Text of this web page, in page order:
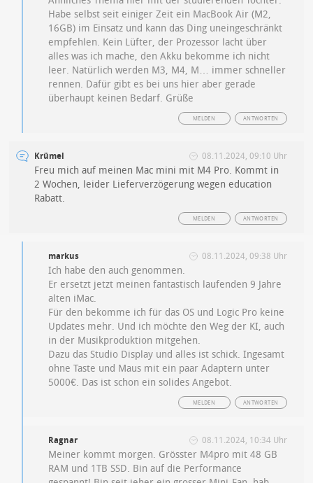
Habe selbst seit einiger Zeit ein MacBook Air (M2,
16GB) im Einsatz und kann das Ding uneingeschränkt
empfehlen. Kein Lüfter, der Prozessor lacht über
alles was ich mache, den Akku bekomme ich nicht
leer. Natürlich werden M3, M4, M… immer schneller
rennen. Dafür gibt es bei uns hier aber gerade
überhaupt keinen Bedarf. Grüße
ANTWORTEN
MELDEN
Krümel 08.11.2024, 09:10 Uhr
Freu mich auf meinen Mac mini mit M4 Pro. Kommt in
2 Wochen, leider Lieferverzögerung wegen education
Rabatt.
ANTWORTEN
MELDEN
markus 08.11.2024, 09:38 Uhr
Ich habe den auch genommen.
Er ersetzt jetzt meinen fantastisch laufenden 9 Jahre
alten iMac.
Für den bekomme ich für das OS und Logic Pro keine
Updates mehr. Und ich möchte den Weg der KI, auch
in der Musikproduktion mitgehen.
Dazu das Studio Display und alles ist schick. Ingesamt
ohne Taste und Maus mit ein paar Adaptern unter
5000€. Das ist schon ein solides Angebot.
ANTWORTEN
MELDEN
Ragnar 08.11.2024, 10:34 Uhr
Meiner kommt morgen. Grösster M4pro mit 48 GB
RAM und 1TB SSD. Bin auf die Performance